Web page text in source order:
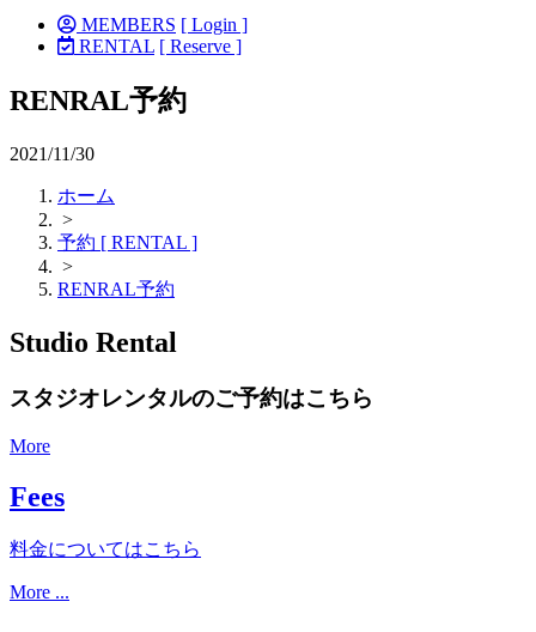
MEMBERS [ Login ]
RENTAL [ Reserve ]
RENRAL予約
2021/11/30
ホーム
>
予約 [ RENTAL ]
>
RENRAL予約
Studio Rental
スタジオレンタルのご予約はこちら
More
Fees
料金についてはこちら
More ...